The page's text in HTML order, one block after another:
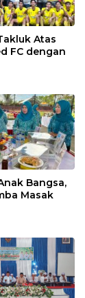
Atas
FC dengan
Bangsa,
Masak